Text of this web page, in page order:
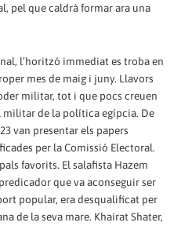
pel que caldrà formar ara una
l’horitzó immediat es troba en
mes de maig i juny. Llavors
militar, tot i que pocs creuen
de la política egípcia. De
van presentar els papers
per la Comissió Electoral.
favorits. El salafista Hazem
que va aconseguir ser
popular, era desqualificat per
de la seva mare. Khairat Shater,